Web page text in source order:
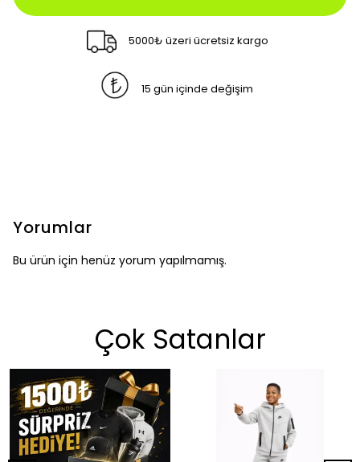
5000₺ üzeri ücretsiz kargo
15 gün içinde değişim
Yorumlar
Bu ürün için henüz yorum yapılmamış.
Çok Satanlar